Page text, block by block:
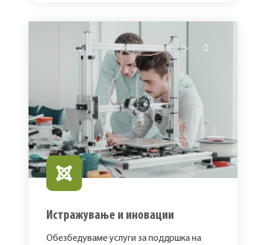
Истражување и иновации
Обезбедуваме услуги за поддршка на